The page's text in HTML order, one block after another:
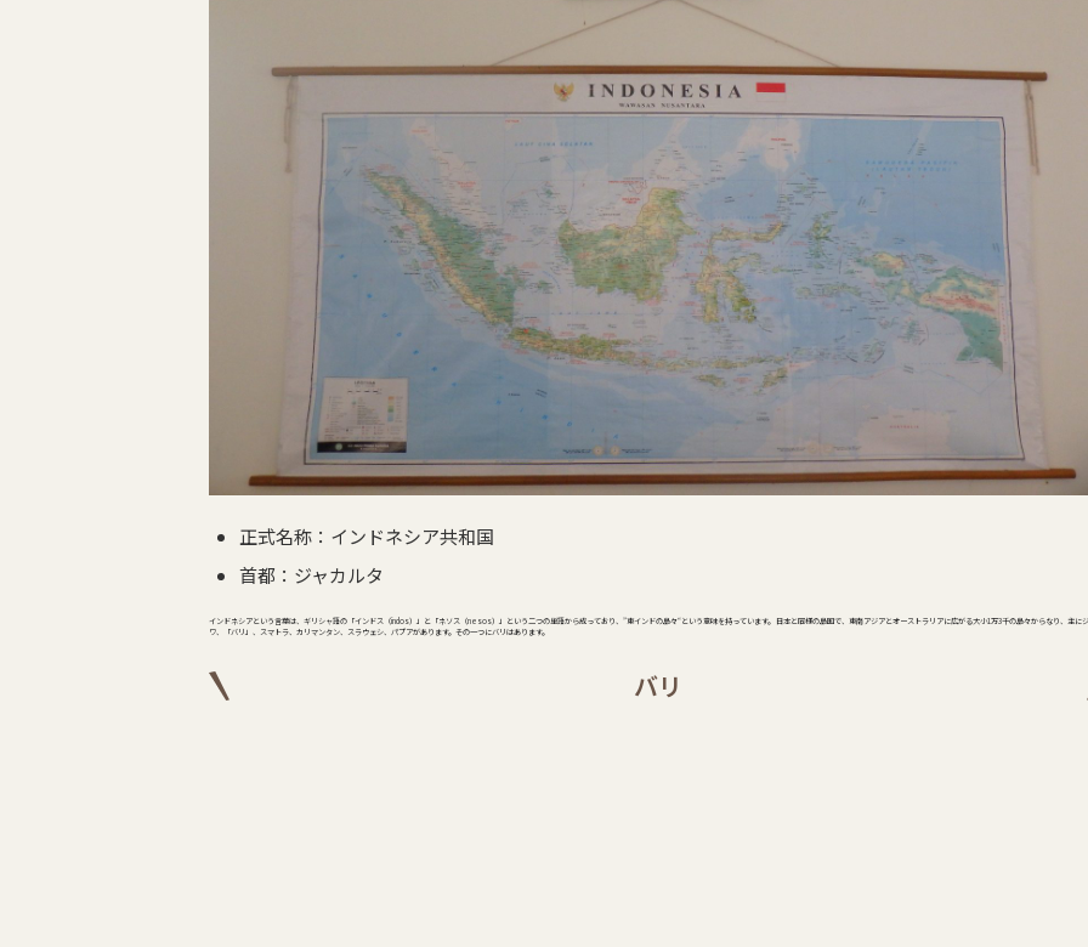
正式名称：インドネシア共和国
首都：ジャカルタ
インドネシアという言葉は、ギリシャ語の「インドス（indos）」と「ネソス（nesos）」という二つの単語から成っており、”東インドの島々“という意味を持っています。 日本と同様の島国で、東南アジアとオーストラリアに広がる大小1万3千の島々からなり、主に
ワ、「バリ」、スマトラ、カリマンタン、スラウェシ、パプアがあります。その一つにバリはあります。
バリ